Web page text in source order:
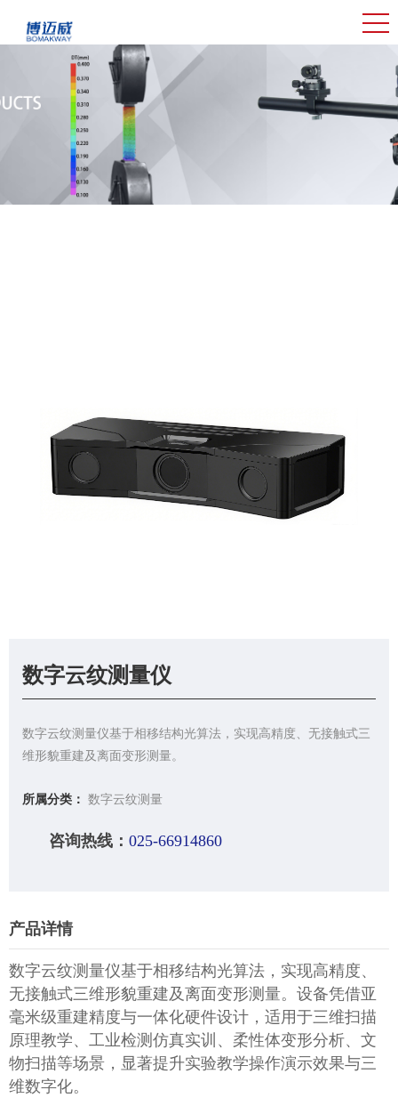
数字云纹测量仪
数字云纹测量仪基于相移结构光算法，实现高精度、无接触式三
维形貌重建及离面变形测量。
所属分类： 数字云纹测量
咨询热线： 025-66914860
产品详情
数字云纹测量仪基于相移结构光算法，实现高精度、
无接触式三维形貌重建及离面变形测量。设备凭借亚
毫米级重建精度与一体化硬件设计，适用于三维扫描
原理教学、工业检测仿真实训、柔性体变形分析、文
物扫描等场景，显著提升实验教学操作演示效果与三
维数字化。